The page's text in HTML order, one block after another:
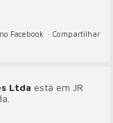
Facebook · Compartilhar
Ltda está em JR